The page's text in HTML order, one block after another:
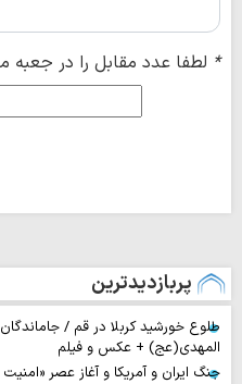
* لطفا عدد مقابل را در جعبه
پربازدیدترین
طلوع خورشید کربلا در قم /
المهدی(عج) + عکس و فیلم
جنگ ایران و آمریکا و آغاز عصر «امنیت